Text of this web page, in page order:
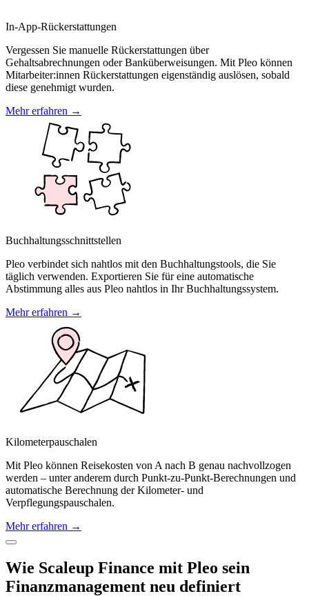
In-App-Rückerstattungen
Vergessen Sie manuelle Rückerstattungen über
Gehaltsabrechnungen oder Banküberweisungen. Mit Pleo können
Mitarbeiter:innen Rückerstattungen eigenständig auslösen, sobald
diese genehmigt wurden.
Mehr erfahren →
Buchhaltungsschnittstellen
Pleo verbindet sich nahtlos mit den Buchhaltungstools, die Sie
täglich verwenden. Exportieren Sie für eine automatische
Abstimmung alles aus Pleo nahtlos in Ihr Buchhaltungssystem.
Mehr erfahren →
Kilometerpauschalen
Mit Pleo können Reisekosten von A nach B genau nachvollzogen
werden – unter anderem durch Punkt-zu-Punkt-Berechnungen und
automatische Berechnung der Kilometer- und
Verpflegungspauschalen.
Mehr erfahren →
Wie Scaleup Finance mit Pleo sein
Finanzmanagement neu definiert